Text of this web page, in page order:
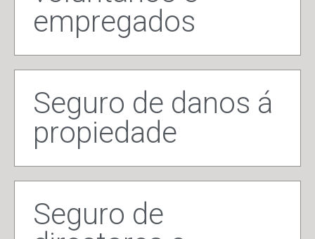
empregados
Seguro de danos á
propiedade
Seguro de